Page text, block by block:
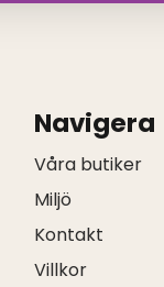
Navigera
Våra butiker
Miljö
Kontakt
Villkor